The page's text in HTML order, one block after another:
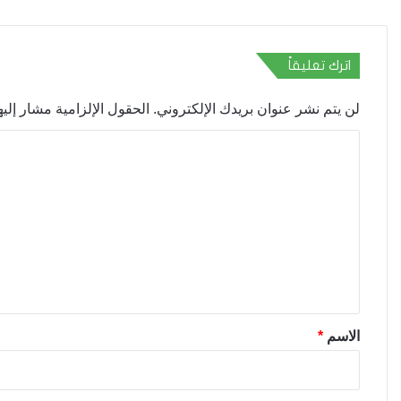
اترك تعليقاً
لن يتم نشر عنوان بريدك الإلكتروني. الحقول الإلزامية مشار
*الاسم *